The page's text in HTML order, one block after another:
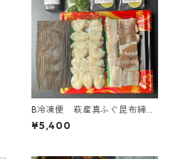
B冷凍便 萩産真ふぐ昆布締め
レアちりセット
¥5,400